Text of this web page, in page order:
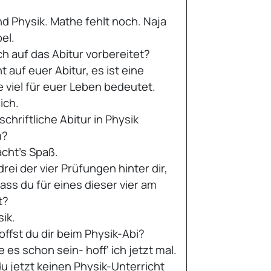
Physik. Mathe fehlt noch. Naja
auf das Abitur vorbereitet?
auf euer Abitur, es ist eine
viel für euer Leben bedeutet.
Abitur in Physik
Spaß.
der vier Prüfungen hinter dir,
du für eines dieser vier am
du dir beim Physik-Abi?
es schon sein- hoff‘ ich jetzt mal.
jetzt keinen Physik-Unterricht